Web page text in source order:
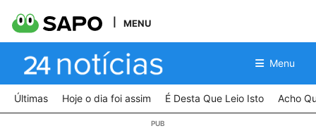
MENU
Menu
Últimas Hoje o dia foi assim É Desta Que Leio Isto Acho